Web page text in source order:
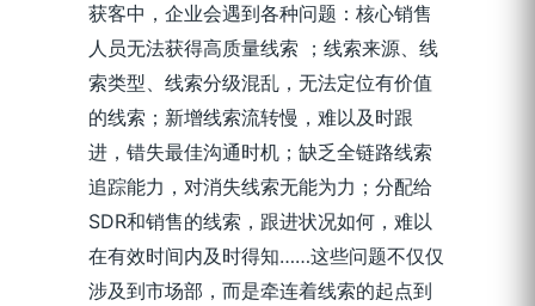
获客中，企业会遇到各种问题：核心销售
人员无法获得高质量线索 ；线索来源、线
索类型、线索分级混乱，无法定位有价值
的线索；新增线索流转慢，难以及时跟
进，错失最佳沟通时机；缺乏全链路线索
追踪能力，对消失线索无能为力；分配给
SDR和销售的线索，跟进状况如何，难以
在有效时间内及时得知……这些问题不仅仅
涉及到市场部，而是牵连着线索的起点到